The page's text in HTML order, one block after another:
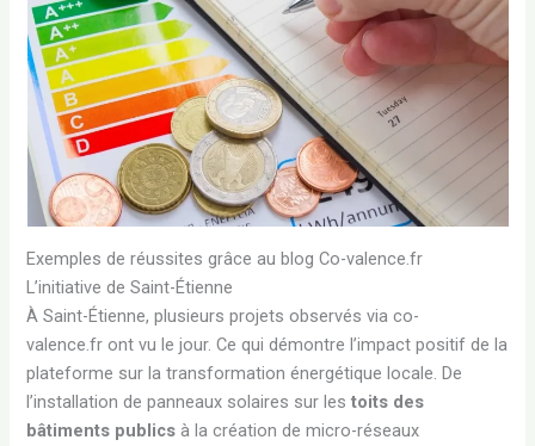
Exemples de réussites grâce au blog Co-valence.fr
L’initiative de Saint-Étienne
À Saint-Étienne, plusieurs projets observés via co-
valence.fr ont vu le jour. Ce qui démontre l’impact positif de la
plateforme sur la transformation énergétique locale. De
l’installation de panneaux solaires sur lestoits des
bâtiments publics à la création de micro-réseaux